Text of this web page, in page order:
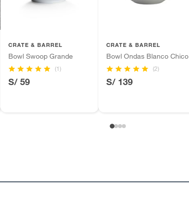
CRATE & BARREL
Bowl Swoop Grande
(1)
S/ 59
CRATE & BARREL
Bowl Ondas Blanco Chico
(2)
S/ 139